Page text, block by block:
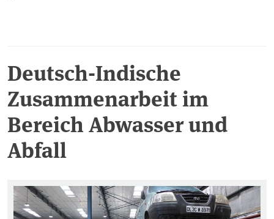
Deutsch-Indische
Zusammenarbeit im
Bereich Abwasser und
Abfall